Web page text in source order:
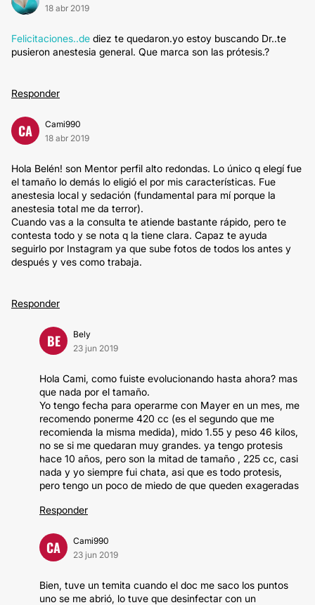
18 abr 2019
Felicitaciones..de diez te quedaron.yo estoy buscando Dr..te
pusieron anestesia general. Que marca son las prótesis.?
Responder
CA
Cami990
18 abr 2019
Hola Belén! son Mentor perfil alto redondas. Lo único q elegí fue
el tamaño lo demás lo eligió el por mis características. Fue
anestesia local y sedación (fundamental para mí porque la
anestesia total me da terror).
Cuando vas a la consulta te atiende bastante rápido, pero te
contesta todo y se nota q la tiene clara. Capaz te ayuda
seguirlo por Instagram ya que sube fotos de todos los antes y
después y ves como trabaja.
Responder
BE
Bely
23 jun 2019
Hola Cami, como fuiste evolucionando hasta ahora? mas
que nada por el tamaño.
Yo tengo fecha para operarme con Mayer en un mes, me
recomendo ponerme 420 cc (es el segundo que me
recomienda la misma medida), mido 1.55 y peso 46 kilos,
no se si me quedaran muy grandes. ya tengo protesis
hace 10 años, pero son la mitad de tamaño , 225 cc, casi
nada y yo siempre fui chata, asi que es todo protesis,
pero tengo un poco de miedo de que queden exageradas
Responder
CA
Cami990
23 jun 2019
Bien, tuve un temita cuando el doc me saco los puntos
uno se me abrió, lo tuve que desinfectar con un